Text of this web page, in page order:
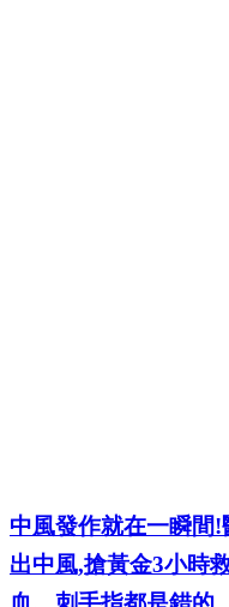
中風發作就在一瞬間
出中風,搶黃金3小時